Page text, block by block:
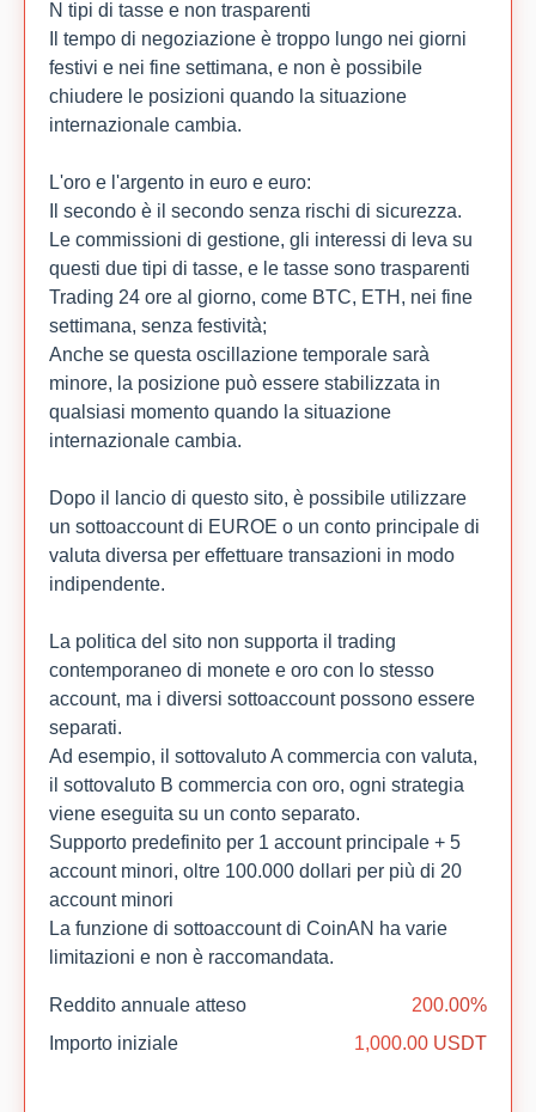
N tipi di tasse e non trasparenti
Il tempo di negoziazione è troppo lungo nei giorni
festivi e nei fine settimana, e non è possibile
chiudere le posizioni quando la situazione
internazionale cambia.
L'oro e l'argento in euro e euro:
Il secondo è il secondo senza rischi di sicurezza.
Le commissioni di gestione, gli interessi di leva su
questi due tipi di tasse, e le tasse sono trasparenti
Trading 24 ore al giorno, come BTC, ETH, nei fine
settimana, senza festività;
Anche se questa oscillazione temporale sarà
minore, la posizione può essere stabilizzata in
qualsiasi momento quando la situazione
internazionale cambia.
Dopo il lancio di questo sito, è possibile utilizzare
un sottoaccount di EUROE o un conto principale di
valuta diversa per effettuare transazioni in modo
indipendente.
La politica del sito non supporta il trading
contemporaneo di monete e oro con lo stesso
account, ma i diversi sottoaccount possono essere
separati.
Ad esempio, il sottovaluto A commercia con valuta,
il sottovaluto B commercia con oro, ogni strategia
viene eseguita su un conto separato.
Supporto predefinito per 1 account principale + 5
account minori, oltre 100.000 dollari per più di 20
account minori
La funzione di sottoaccount di CoinAN ha varie
limitazioni e non è raccomandata.
Reddito annuale atteso
200.00%
Importo iniziale
1,000.00 USDT